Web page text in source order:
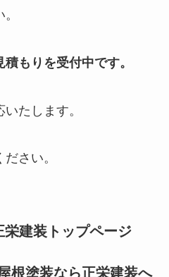
もりを受付中です。
たします。
さい。
建装トップページ
根塗装なら正栄建装へ